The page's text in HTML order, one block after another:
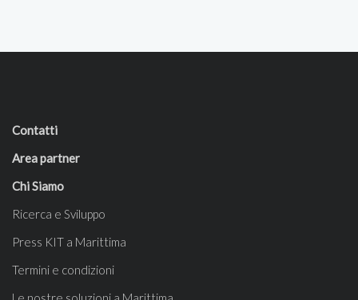
Contatti
Area partner
Chi Siamo
Ricerca e Sviluppo
Press KIT a Marittima
Termini e condizioni